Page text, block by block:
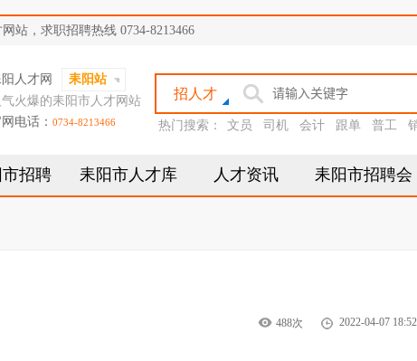
站，求职招聘热线 0734-8213466
人才网
耒阳站
气火爆的耒阳市人才网站
电话： 0734-8213466
招人才
热门搜索： 文员 司机 会计 跟单 普工
招聘 耒阳市人才库 人才资讯 耒阳市招聘会
2022-04-07
488次